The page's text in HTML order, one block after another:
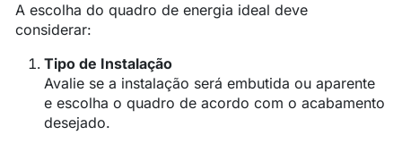
A escolha do quadro de energia ideal deve
considerar:
Tipo de Instalação
Avalie se a instalação será embutida ou aparente
e escolha o quadro de acordo com o acabamento
desejado.